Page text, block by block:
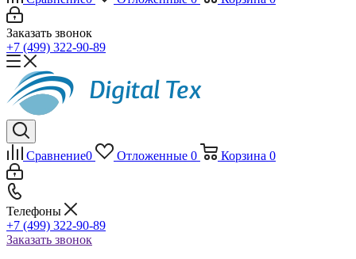
Заказать звонок
+7 (499) 322-90-89
Сравнение0 Отложенные 0 Корзина 0
Телефоны
+7 (499) 322-90-89
Заказать звонок